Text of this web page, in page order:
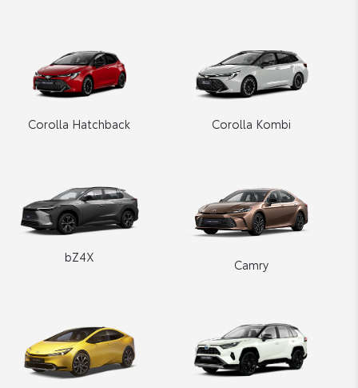
Corolla Hatchback Corolla Kombi
bZ4X Camry